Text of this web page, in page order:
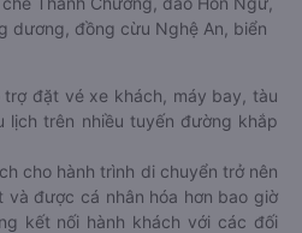
dương, đồng cừu Nghệ An, biển
trợ đặt vé xe khách, máy bay, tàu
lịch trên nhiều tuyến đường khắp
cho hành trình di chuyển trở nên
và được cá nhân hóa hơn bao giờ
kết nối hành khách với các đối